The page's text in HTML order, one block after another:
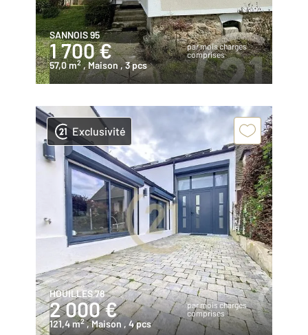
SANNOIS 95
1 700 €
par mois charges
comprises
57,0 m2 , Maison, 3 pcs
Exclusivité
HOUILLES 78
2 000 €
par mois charges
comprises
121,4 m2 , Maison , 4 pcs